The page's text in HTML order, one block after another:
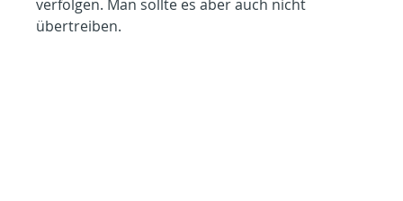
verfolgen. Man sollte es aber auch nicht
übertreiben.